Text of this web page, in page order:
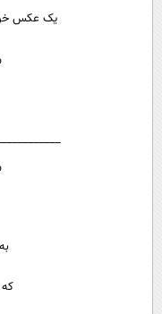
یک عکس